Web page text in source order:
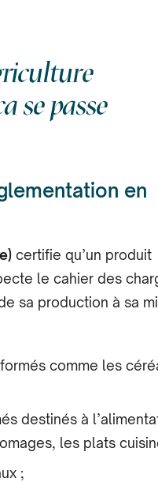
se passe
en
certifie qu’un produit
le cahier des
sa production à sa
comme les
destinés à
les plats
;